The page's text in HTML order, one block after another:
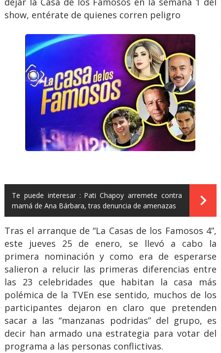
show, entérate de quienes corren peligro
Te puede interesar : Pati Chapoy arremete contra
mamá de Ana Bárbara, tras denuncia de amenazas
Tras el arranque de “La Casas de los Famosos 4”,
este jueves 25 de enero, se llevó a cabo la
primera nominación y como era de esperarse
salieron a relucir las primeras diferencias entre
las 23 celebridades que habitan la casa más
polémica de la TVEn ese sentido, muchos de los
participantes dejaron en claro que pretenden
sacar a las “manzanas podridas” del grupo, es
decir han armado una estrategia para votar del
programa a las personas conflictivas.